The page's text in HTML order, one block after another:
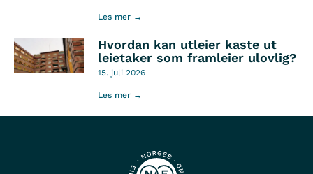
Les mer →
Hvordan kan utleier kaste ut
leietaker som framleier ulovlig?
15. juli 2026
Les mer →